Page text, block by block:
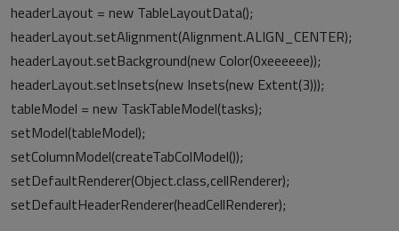
headerLayout = new TableLayoutData();
headerLayout.setAlignment(Alignment.ALIGN_CENTER);
headerLayout.setBackground(new Color(0xeeeeee));
headerLayout.setInsets(new Insets(new Extent(3)));
tableModel = new TaskTableModel(tasks);
setModel(tableModel);
setColumnModel(createTabColModel());
setDefaultRenderer(Object.class,cellRenderer);
setDefaultHeaderRenderer(headCellRenderer);